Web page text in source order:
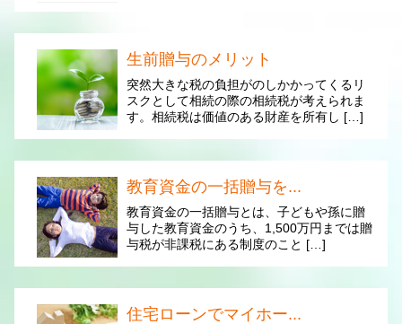
生前贈与のメリット
突然大きな税の負担がのしかかってくるリ
スクとして相続の際の相続税が考えられま
す。相続税は価値のある財産を所有し […]
教育資金の一括贈与を...
教育資金の一括贈与とは、子どもや孫に贈
与した教育資金のうち、1,500万円までは贈
与税が非課税にある制度のこと […]
住宅ローンでマイホー...